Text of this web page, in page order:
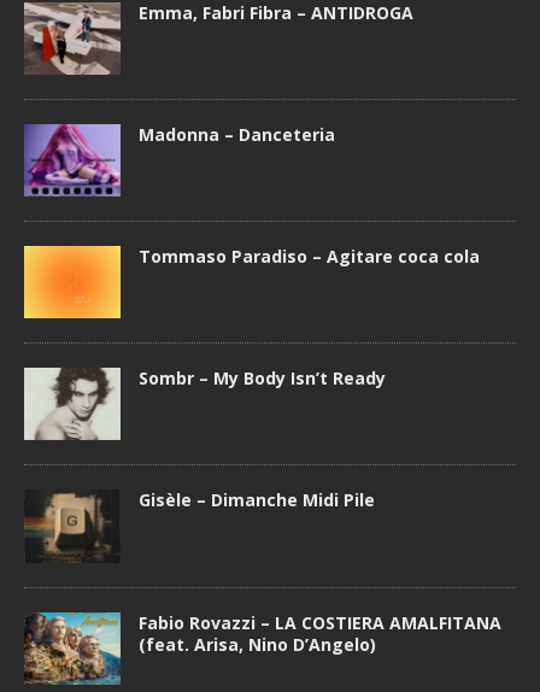
Emma, Fabri Fibra – ANTIDROGA
Madonna – Danceteria
Tommaso Paradiso – Agitare coca cola
Sombr – My Body Isn’t Ready
Gisèle – Dimanche Midi Pile
Fabio Rovazzi – LA COSTIERA AMALFITANA
(feat. Arisa, Nino D’Angelo)